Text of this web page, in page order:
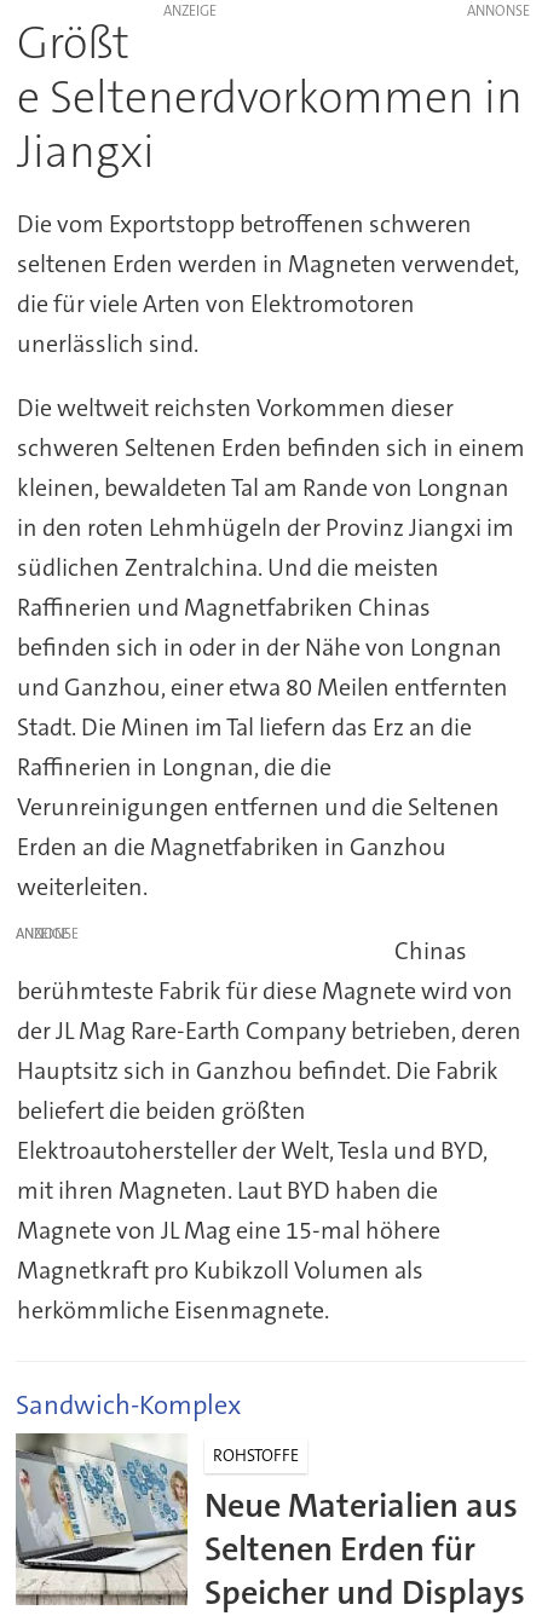
ANZEIGE
Größt
e Seltenerdvorkommen in
Jiangxi
Die vom Exportstopp betroffenen schweren
seltenen Erden werden in Magneten verwendet,
die für viele Arten von Elektromotoren
unerlässlich sind.
Die weltweit reichsten Vorkommen dieser
schweren Seltenen Erden befinden sich in einem
kleinen, bewaldeten Tal am Rande von Longnan
in den roten Lehmhügeln der Provinz Jiangxi im
südlichen Zentralchina. Und die meisten
Raffinerien und Magnetfabriken Chinas
befinden sich in oder in der Nähe von Longnan
und Ganzhou, einer etwa 80 Meilen entfernten
Stadt. Die Minen im Tal liefern das Erz an die
Raffinerien in Longnan, die die
Verunreinigungen entfernen und die Seltenen
Erden an die Magnetfabriken in Ganzhou
weiterleiten.
ANZEIGE
Chinas
berühmteste Fabrik für diese Magnete wird von
der JL Mag Rare-Earth Company betrieben, deren
Hauptsitz sich in Ganzhou befindet. Die Fabrik
beliefert die beiden größten
Elektroautohersteller der Welt, Tesla und BYD,
mit ihren Magneten. Laut BYD haben die
Magnete von JL Mag eine 15-mal höhere
Magnetkraft pro Kubikzoll Volumen als
herkömmliche Eisenmagnete.
Sandwich-Komplex
ROHSTOFFE
Neue Materialien aus
Seltenen Erden für
Speicher und Displays